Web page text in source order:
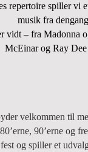
repertoire spiller vi
musik fra
vidt – fra Madonna
McEinar og Ray
velkommen til
90’erne og
og spiller et